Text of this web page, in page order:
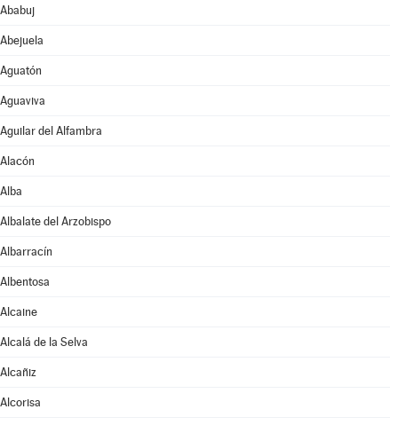
Ababuj
Abejuela
Aguatón
Aguaviva
Aguilar del Alfambra
Alacón
Alba
Albalate del Arzobispo
Albarracín
Albentosa
Alcaine
Alcalá de la Selva
Alcañiz
Alcorisa